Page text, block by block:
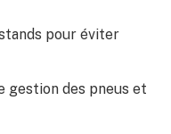
pour éviter
gestion des pneus et